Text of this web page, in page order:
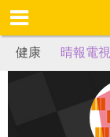
健康 晴報電視